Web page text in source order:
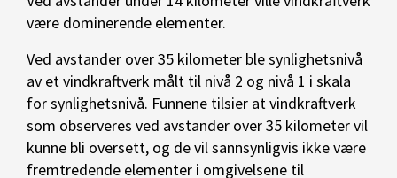
være dominerende elementer.
Ved avstander over 35 kilometer ble synlighetsnivå
av et vindkraftverk målt til nivå 2 og nivå 1 i skala
for synlighetsnivå. Funnene tilsier at vindkraftverk
som observeres ved avstander over 35 kilometer vil
kunne bli oversett, og de vil sannsynligvis ikke være
fremtredende elementer i omgivelsene til